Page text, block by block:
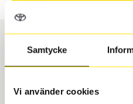
Samtycke
Vi använder cookies
Däcktyp
USA, 4x4 vinter
65086